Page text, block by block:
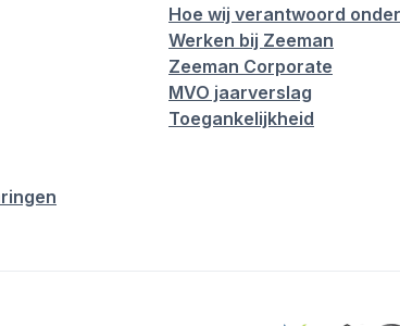
Hoe wij verantwoord
Werken bij Zeeman
Zeeman Corporate
MVO jaarverslag
Toegankelijkheid